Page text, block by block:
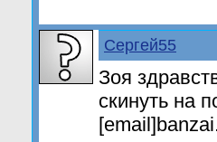
Сергей55
Зоя
скинуть на